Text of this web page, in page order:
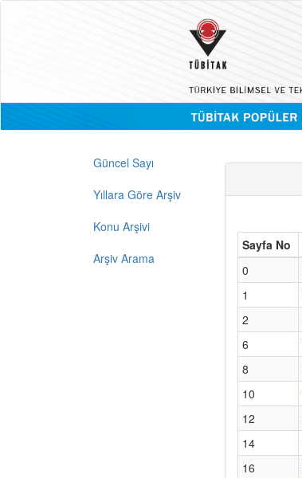
Güncel Sayı
Yıllara Göre Arşiv
Konu Arşivi
Arşiv Arama
Sayfa No
0
1
2
6
8
10
12
14
16